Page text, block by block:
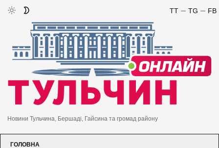
FB
TG
TT
Новини Тульчина, Бершаді, Гайсина та громад району
ГОЛОВНА